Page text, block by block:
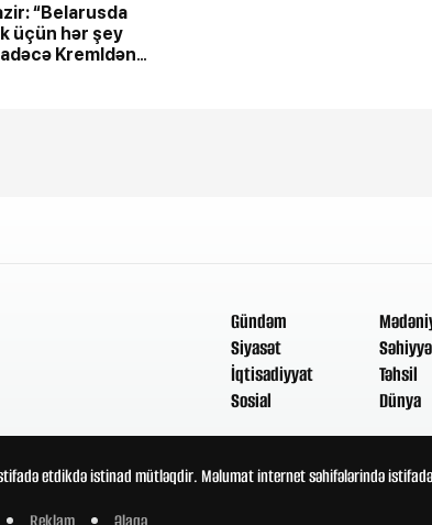
“Belarusda
üçün hər şey
Kremldən
Gündəm
Siyasət
İqtisadiyyat
Sosial
Səhiyyə
Təhsil
Dünya
etdikdə istinad mütləqdir. Məlumat internet səhifələrində